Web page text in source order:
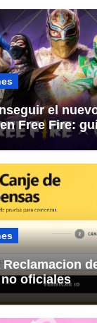
el
Free Fire:
2026
Reclamacion
oficiales